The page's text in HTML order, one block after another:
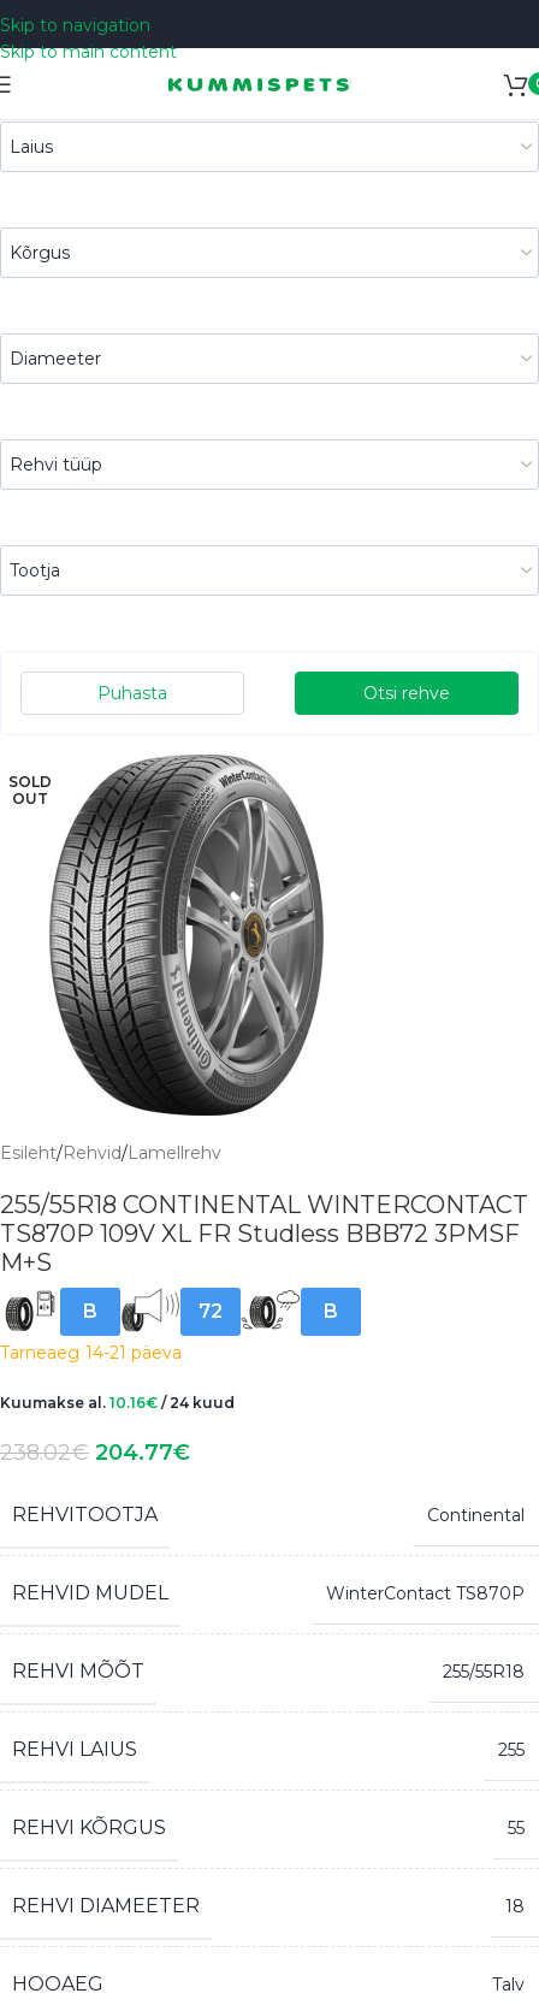
Skip to navigation
Skip to main content
Otsi rehve
Puhasta
SOLD
OUT
Esileht/Rehvid/Lamellrehv
255/55R18 CONTINENTAL WINTERCONTACT
TS870P 109V XL FR Studless BBB72 3PMSF
M+S
B 72 B
Tarneaeg 14-21 päeva
Kuumakse al. 10.16€ / 24 kuud
238.02€ 204.77€
REHVITOOTJA Continental
REHVID MUDEL WinterContact TS870P
REHVI MÕÕT 255/55R18
REHVI LAIUS 255
REHVI KÕRGUS 55
REHVI DIAMEETER 18
HOOAEG Talv